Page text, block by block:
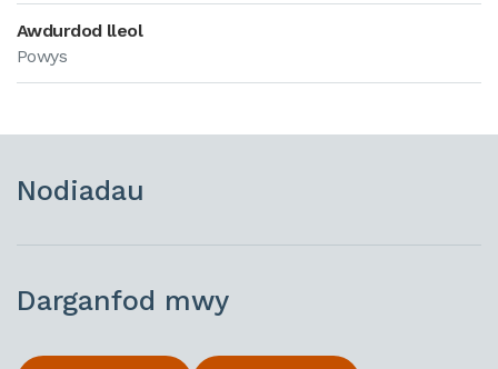
Awdurdod lleol
Powys
Nodiadau
Darganfod mwy